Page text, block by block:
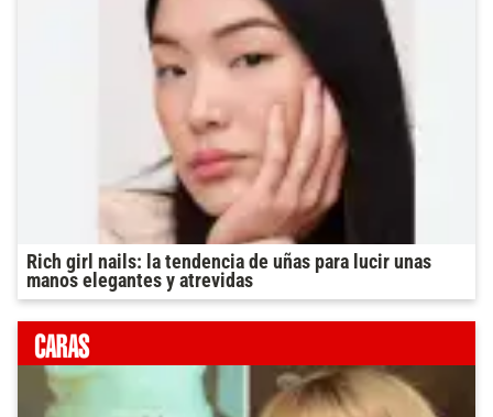
Rich girl nails: la tendencia de uñas para lucir unas
manos elegantes y atrevidas